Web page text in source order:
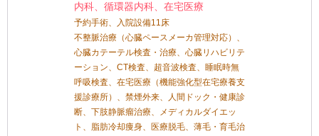
内科、循環器内科、在宅医療
予約手術、入院設備11床
不整脈治療（心臓ペースメーカ管理対応）、
心臓カテーテル検査・治療、心臓リハビリテ
ーション、CT検査、超音波検査、睡眠時無
呼吸検査、在宅医療（機能強化型在宅療養支
援診療所）、禁煙外来、人間ドック・健康診
断、下肢静脈瘤治療、メディカルダイエッ
ト、脂肪冷却痩身、医療脱毛、薄毛・育毛治